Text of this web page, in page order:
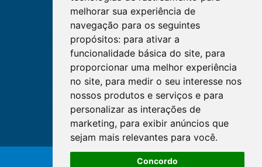
melhorar sua experiência de
navegação para os seguintes
propósitos: para ativar a
funcionalidade básica do site, para
proporcionar uma melhor experiência
no site, para medir o seu interesse nos
nossos produtos e serviços e para
personalizar as interações de
marketing, para exibir anúncios que
sejam mais relevantes para você.
Concordo
O WhatsApp é o principal canal
de atendimento do Coren-DF.